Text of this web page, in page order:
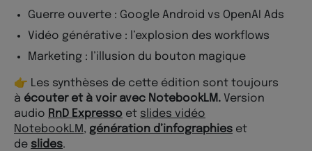
Guerre ouverte : Google Android vs OpenAI Ads
Vidéo générative : l’explosion des workflows
Marketing : l’illusion du bouton magique
👉 Les synthèses de cette édition sont toujours
à écouter et à voir avec NotebookLM. Version
audio RnD Expresso et slides vidéo
NotebookLM, génération d’infographies et
de slides.